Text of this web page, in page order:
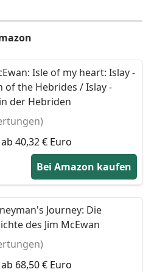
Isle of my heart: Islay -
of the Hebrides / Islay -
der Hebriden
ab 40,32 € Euro
Bei Amazon kaufen
Journey: Die
des Jim McEwan
ab 68,50 € Euro